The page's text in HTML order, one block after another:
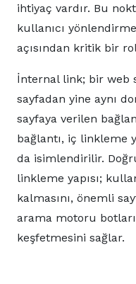
ihtiyaç vardır. Bu
kullanıcı
açısından kritik bir
İnternal link; bir web
sayfadan yine aynı
sayfaya verilen
bağlantı, iç linkleme
da isimlendirilir.
linkleme yapısı;
kalmasını, önemli
arama motoru
keşfetmesini sağlar.